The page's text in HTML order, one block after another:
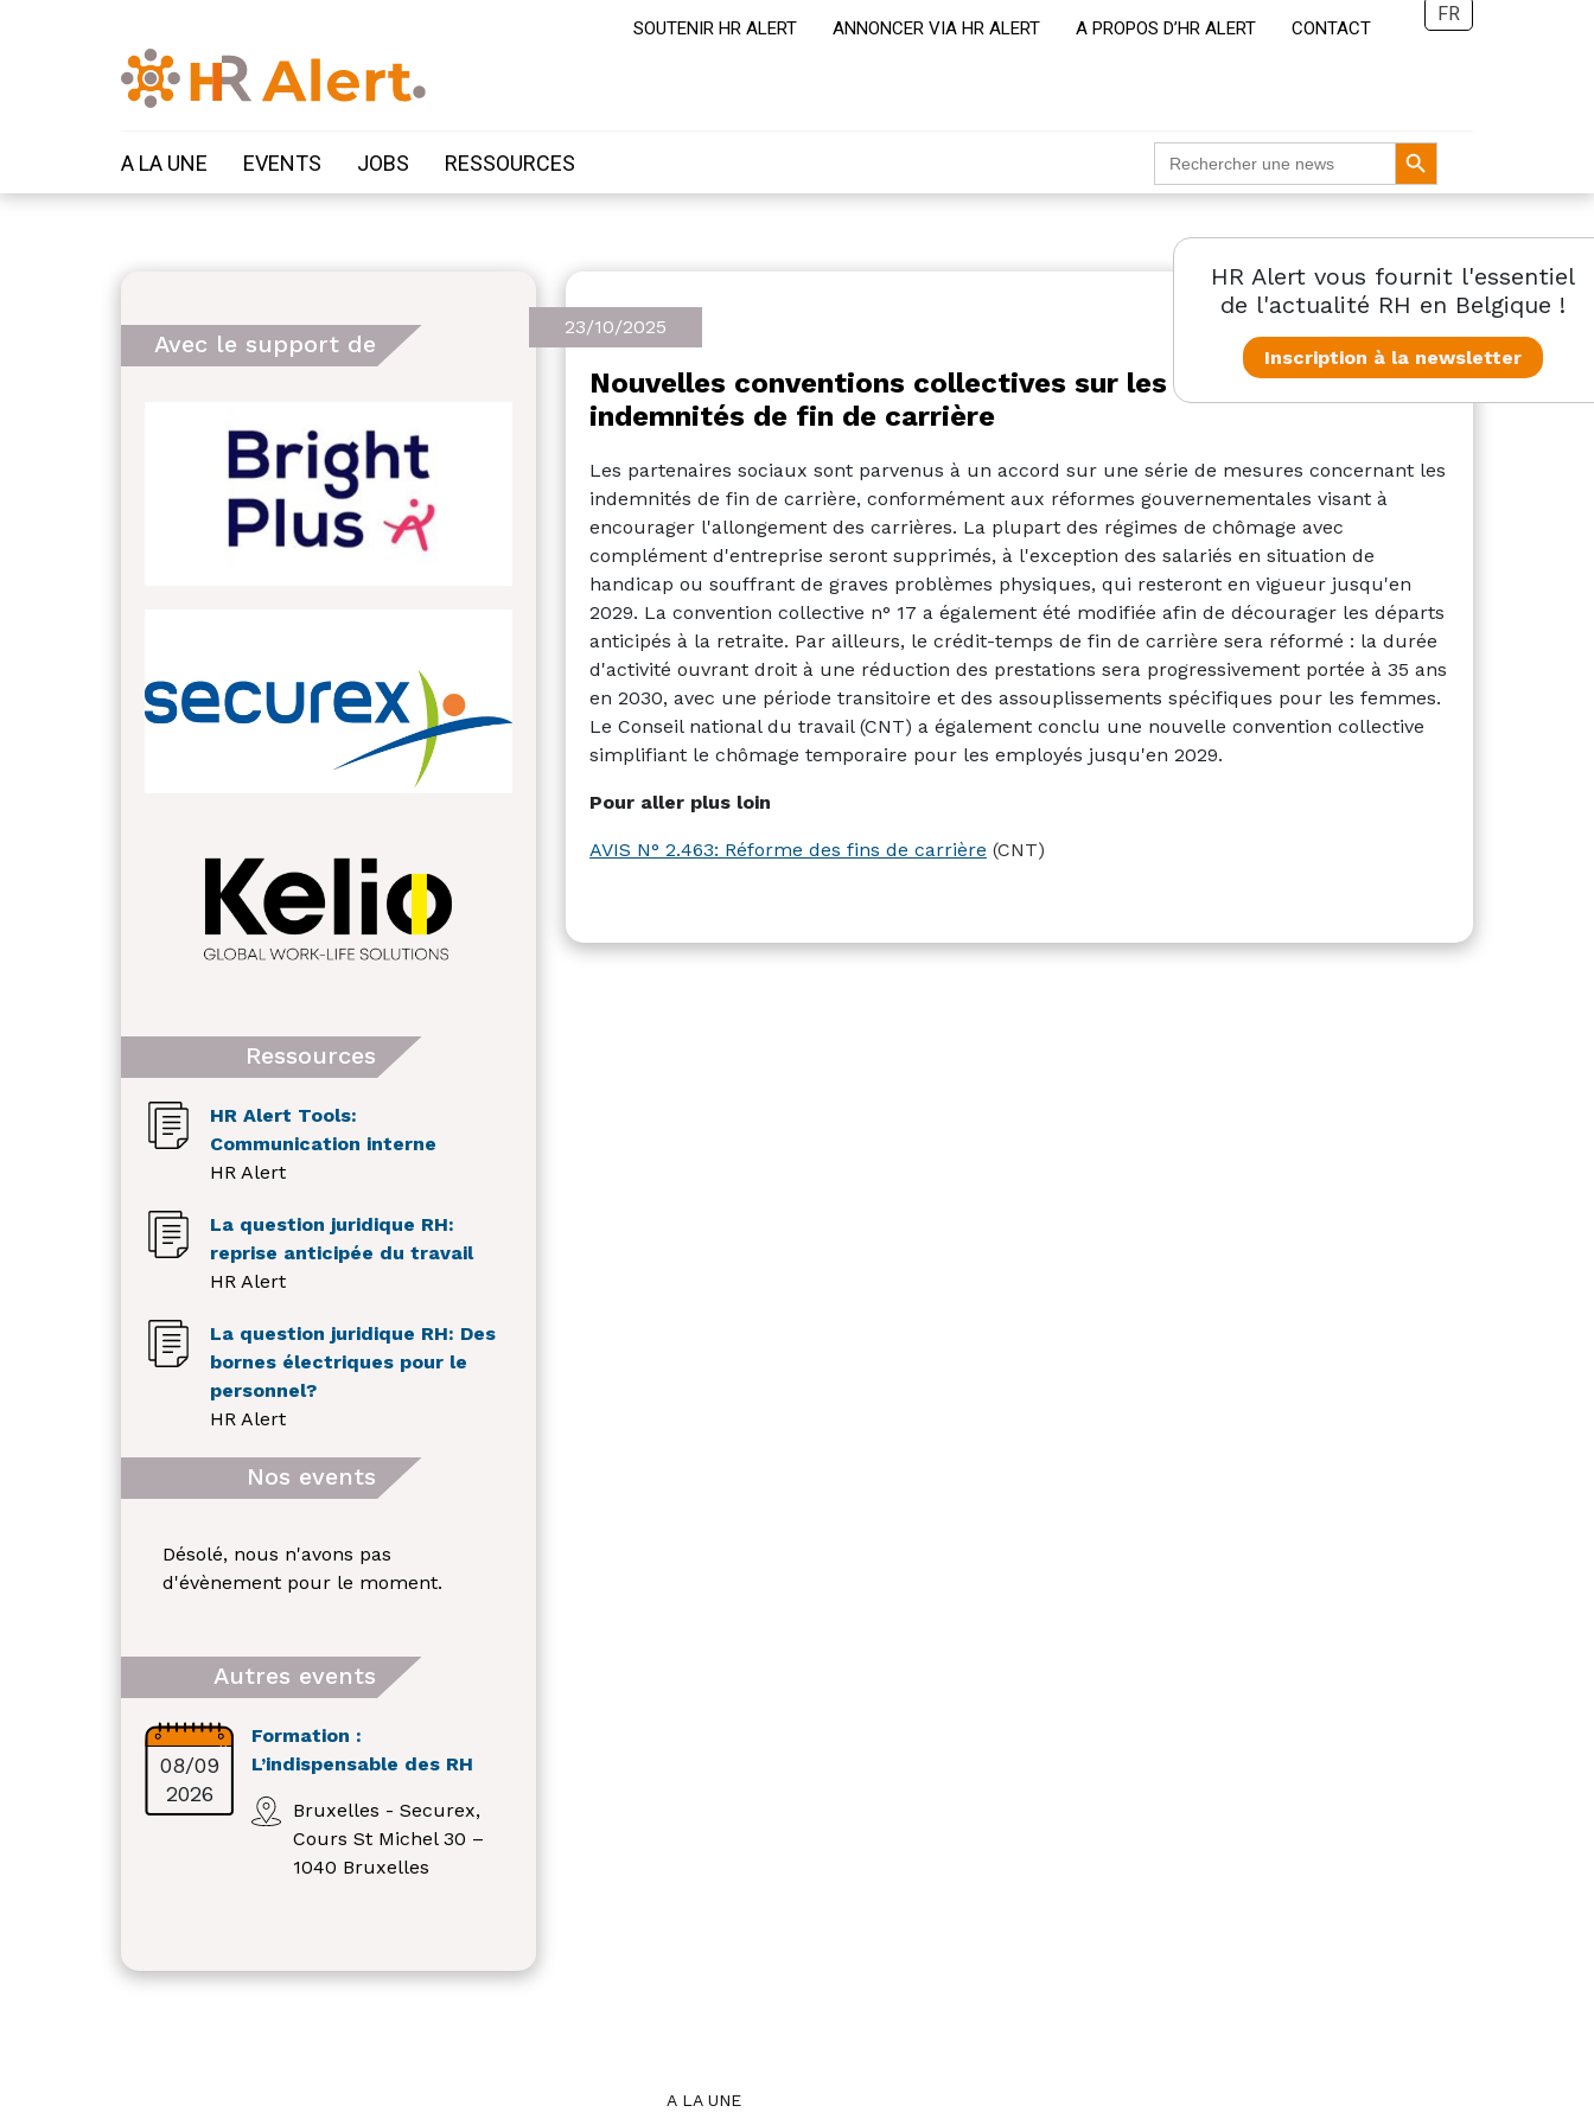
SOUTENIR HR ALERT ANNONCER VIA HR ALERT A PROPOS D’HR ALERT CONTACT
FR
A LA UNE EVENTS JOBS RESSOURCES
Search
for:
Search Button
Avec le support de
Ressources
HR Alert Tools:
Communication interne
HR Alert
La question juridique RH:
reprise anticipée du travail
HR Alert
La question juridique RH: Des
bornes électriques pour le
personnel?
HR Alert
Nos events
Désolé, nous n'avons pas
d'évènement pour le moment.
Autres events
08/09
2026
Formation :
L’indispensable des RH
Bruxelles - Securex,
Cours St Michel 30 –
1040 Bruxelles
HR Alert vous fournit l'essentiel
de l'actualité RH en Belgique !
Inscription à la newsletter
23/10/2025
Nouvelles conventions collectives sur les réformes des
indemnités de fin de carrière
Les partenaires sociaux sont parvenus à un accord sur une série de mesures concernant les
indemnités de fin de carrière, conformément aux réformes gouvernementales visant à
encourager l'allongement des carrières. La plupart des régimes de chômage avec
complément d'entreprise seront supprimés, à l'exception des salariés en situation de
handicap ou souffrant de graves problèmes physiques, qui resteront en vigueur jusqu'en
2029. La convention collective n° 17 a également été modifiée afin de décourager les départs
anticipés à la retraite. Par ailleurs, le crédit-temps de fin de carrière sera réformé : la durée
d'activité ouvrant droit à une réduction des prestations sera progressivement portée à 35 ans
en 2030, avec une période transitoire et des assouplissements spécifiques pour les femmes.
Le Conseil national du travail (CNT) a également conclu une nouvelle convention collective
simplifiant le chômage temporaire pour les employés jusqu'en 2029.
Pour aller plus loin
AVIS N° 2.463: Réforme des fins de carrière (CNT)
A LA UNE